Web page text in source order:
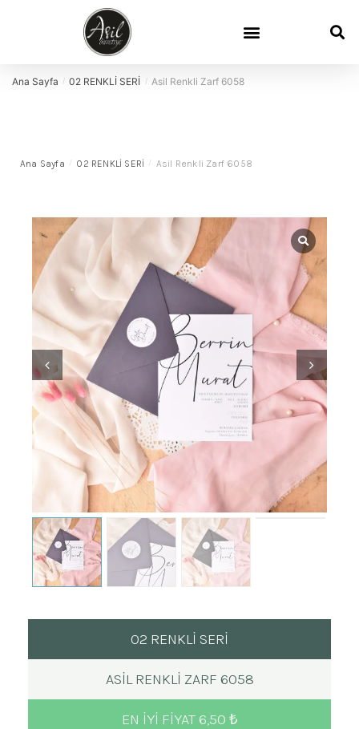
Ana Sayfa / 02 RENKLİ SERİ / Asil Renkli Zarf 6058
Ana Sayfa / 02 RENKLİ SERİ / Asil Renkli Zarf 6058
02 RENKLİ SERİ
ASIL RENKLI ZARF 6058
EN IYI FIYAT 6,50 ₺